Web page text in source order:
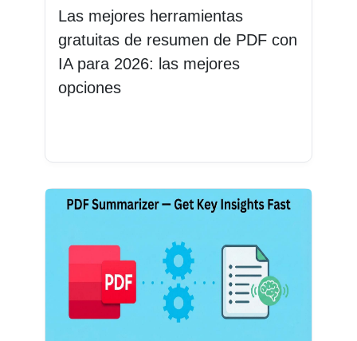
Las mejores herramientas
gratuitas de resumen de PDF con
IA para 2026: las mejores
opciones